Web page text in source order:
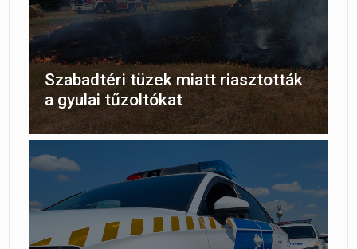
Szabadtéri tüzek miatt riasztották
a gyulai tűzoltókat